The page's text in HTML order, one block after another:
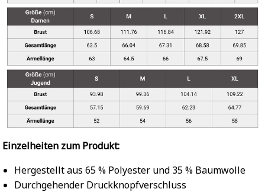
Einzelheiten zum Produkt:
Hergestellt aus 65 % Polyester und 35 % Baumwolle
Durchgehender Druckknopfverschluss